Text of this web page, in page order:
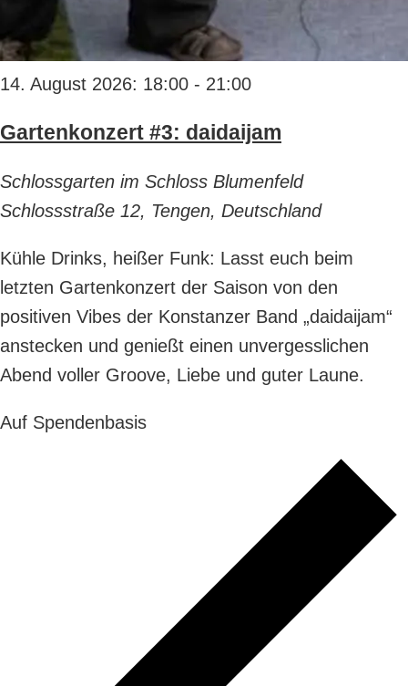
14. August 2026: 18:00 - 21:00
Gartenkonzert #3: daidaijam
Schlossgarten im Schloss Blumenfeld
Schlossstraße 12, Tengen, Deutschland
Kühle Drinks, heißer Funk: Lasst euch beim
letzten Gartenkonzert der Saison von den
positiven Vibes der Konstanzer Band „daidaijam“
anstecken und genießt einen unvergesslichen
Abend voller Groove, Liebe und guter Laune.
Auf Spendenbasis